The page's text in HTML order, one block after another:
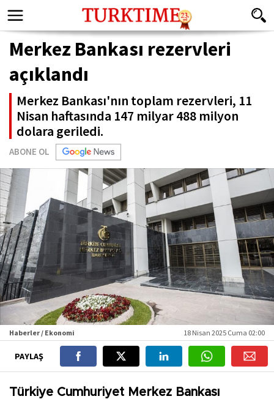
Merkez Bankası rezervleri
açıklandı
Merkez Bankası'nın toplam rezervleri, 11
Nisan haftasında 147 milyar 488 milyon
dolara geriledi.
ABONE OL
Haberler / Ekonomi 18 Nisan 2025 Cuma 02:00
PAYLAŞ
Türkiye Cumhuriyet Merkez Bankası